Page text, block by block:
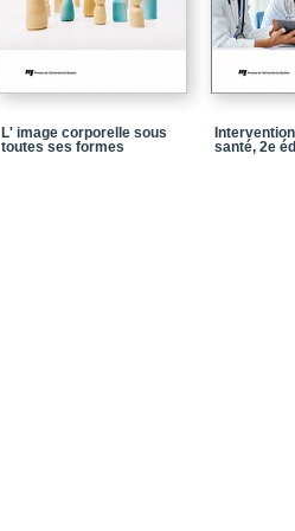
Liste des
L' image corporelle sous
toutes ses formes
santé, 2e